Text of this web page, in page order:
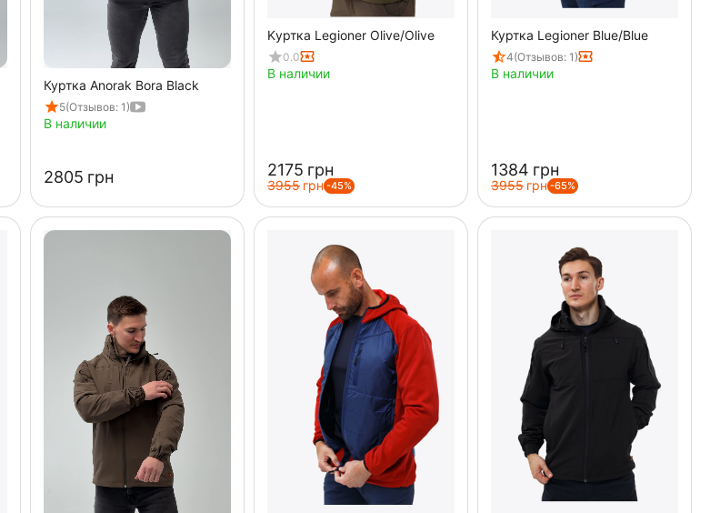
Куртка Anorak Bora Black
5(Отзывов: 1)
В наличии
‍2805‍ грн
Kуртка Legioner Olive/Olive
0.0
В наличии
‍2175‍ грн
‍3955‍ грн -45%
Куртка Legioner Blue/Blue
4(Отзывов: 1)
В наличии
‍1384‍ грн
‍3955‍ грн -65%